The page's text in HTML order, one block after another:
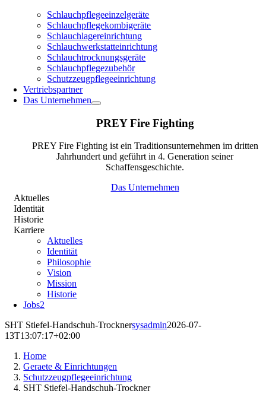
Schlauchpflegeeinzelgeräte
Schlauchpflegekombigeräte
Schlauchlagereinrichtung
Schlauchwerkstatteinrichtung
Schlauchtrocknungsgeräte
Schlauchpflegezubehör
Schutzzeugpflegeeinrichtung
Vertriebspartner
Das Unternehmen
PREY Fire Fighting
PREY Fire Fighting ist ein Traditionsunternehmen im dritten
Jahrhundert und geführt in 4. Generation seiner
Schaffensgeschichte.
Das Unternehmen
Aktuelles
Identität
Historie
Karriere
Aktuelles
Identität
Philosophie
Vision
Mission
Historie
Jobs2
SHT Stiefel-Handschuh-Trocknersysadmin2026-07-
13T13:07:17+02:00
Home
Geraete & Einrichtungen
Schutzzeugpflegeeinrichtung
SHT Stiefel-Handschuh-Trockner